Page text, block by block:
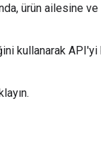
ürün ailesine
kullanarak API'yi